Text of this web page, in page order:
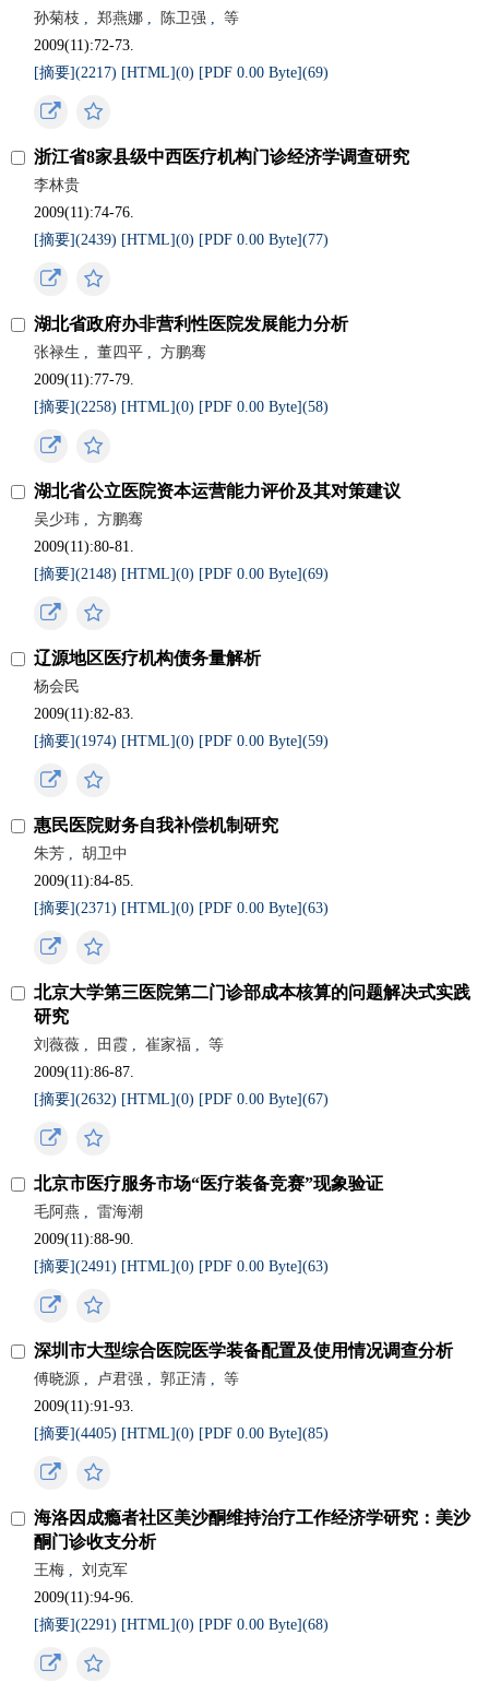
孙菊枝 , 郑燕娜 , 陈卫强 ,
等
2009(11):72-73.
[摘要](2217) [HTML](0) [PDF 0.00 Byte](69)
浙江省8家县级中西医疗机构门诊经济学调查研究
李林贵
2009(11):74-76.
[摘要](2439) [HTML](0) [PDF 0.00 Byte](77)
湖北省政府办非营利性医院发展能力分析
张禄生 , 董四平 ,
方鹏骞
2009(11):77-79.
[摘要](2258) [HTML](0) [PDF 0.00 Byte](58)
湖北省公立医院资本运营能力评价及其对策建议
吴少玮 ,
方鹏骞
2009(11):80-81.
[摘要](2148) [HTML](0) [PDF 0.00 Byte](69)
辽源地区医疗机构债务量解析
杨会民
2009(11):82-83.
[摘要](1974) [HTML](0) [PDF 0.00 Byte](59)
惠民医院财务自我补偿机制研究
朱芳 ,
胡卫中
2009(11):84-85.
[摘要](2371) [HTML](0) [PDF 0.00 Byte](63)
北京大学第三医院第二门诊部成本核算的问题解决式实践
研究
刘薇薇 , 田霞 , 崔家福 ,
等
2009(11):86-87.
[摘要](2632) [HTML](0) [PDF 0.00 Byte](67)
北京市医疗服务市场“医疗装备竞赛”现象验证
毛阿燕 ,
雷海潮
2009(11):88-90.
[摘要](2491) [HTML](0) [PDF 0.00 Byte](63)
深圳市大型综合医院医学装备配置及使用情况调查分析
傅晓源 , 卢君强 , 郭正清 ,
等
2009(11):91-93.
[摘要](4405) [HTML](0) [PDF 0.00 Byte](85)
海洛因成瘾者社区美沙酮维持治疗工作经济学研究：美沙
酮门诊收支分析
王梅 ,
刘克军
2009(11):94-96.
[摘要](2291) [HTML](0) [PDF 0.00 Byte](68)